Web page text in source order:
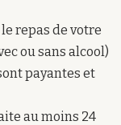
repas de votre
ou sans alcool)
payantes et
au moins 24